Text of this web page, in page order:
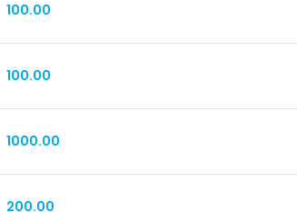
100.00
100.00
1000.00
200.00